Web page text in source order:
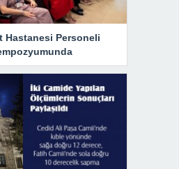
Hastanesi Personeli